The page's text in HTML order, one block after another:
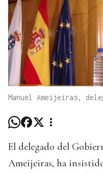
Manuel Ameijeiras,
El delegado del
Ameijeiras, ha